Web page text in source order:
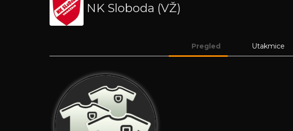
NK Sloboda (VŽ)
Pregled Utakmice